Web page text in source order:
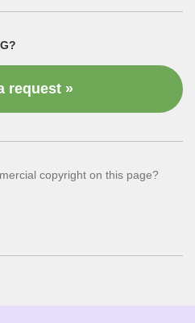
request »
copyright on this page?